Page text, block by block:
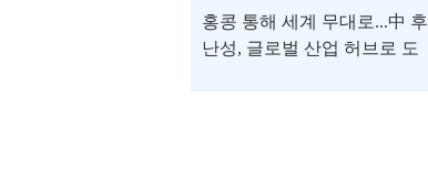
홍콩 통해 세계 무대로...中 후
난성, 글로벌 산업 허브로 도